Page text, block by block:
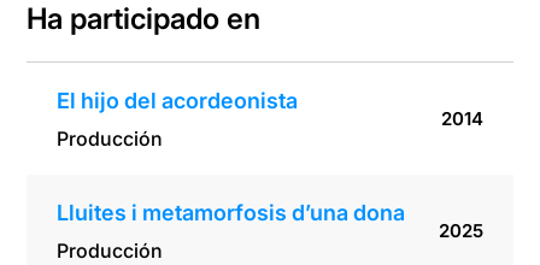
Ha participado en
El hijo del acordeonista
Producción
2014
Lluites i metamorfosis d’una dona
Producción
2025